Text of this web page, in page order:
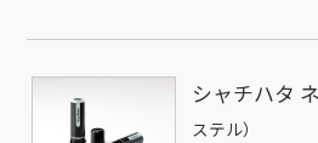
シャチハタ
ステル）